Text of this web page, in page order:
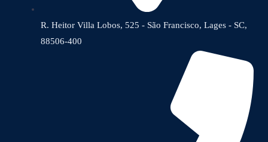
R. Heitor Villa Lobos, 525 - São Francisco, Lages - SC,
88506-400